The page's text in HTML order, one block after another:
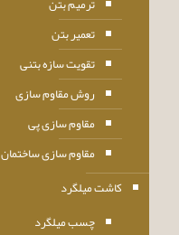
تعمیر بتن
تقویت سازه بتنی
روش مقاوم سازی
مقاوم سازی پی
مقاوم سازی ساختمان
کاشت میلگرد
چسب میلگرد